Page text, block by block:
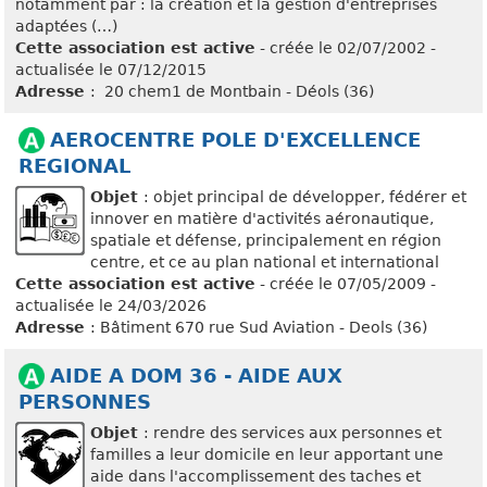
notamment par : la création et la gestion d'entreprises
adaptées (…)
Cette association est active - créée le 02/07/2002 -
actualisée le 07/12/2015
Adresse : 20 chem1 de Montbain - Déols (36)
AEROCENTRE POLE D'EXCELLENCE
REGIONAL
Objet : objet principal de développer, fédérer et
innover en matière d'activités aéronautique,
spatiale et défense, principalement en région
centre, et ce au plan national et international
Cette association est active - créée le 07/05/2009 -
actualisée le 24/03/2026
Adresse : Bâtiment 670 rue Sud Aviation - Deols (36)
AIDE A DOM 36 - AIDE AUX
PERSONNES
Objet : rendre des services aux personnes et
familles a leur domicile en leur apportant une
aide dans l'accomplissement des taches et